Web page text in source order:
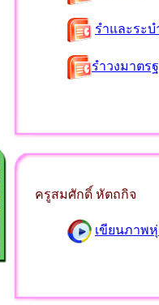
รำและระบ
รำวงมาตร
ครูสมศักดิ์ หัตถกิจ
เขียนภาพ